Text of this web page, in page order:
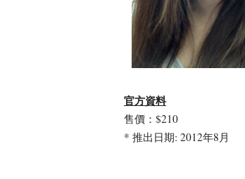
官方資料
售價：$210
* 推出日期: 2012年8月